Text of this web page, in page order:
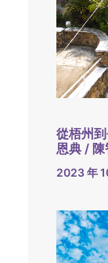
從梧州
恩典 / 陳
2023 年